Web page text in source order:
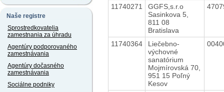
Naše registre
Sprostredkovatelia
zamestnania za úhradu
Agentúry podporovaného
zamestnávania
Agentúry dočasného
zamestnávania
Sociálne podniky
11740271
GGFS,s.r.o
Sasinkova 5,
811 08
Bratislava
11740364
Liečebno-
výchovné
sanatórium
Mojmírovská 70,
951 15 Poľný
Kesov